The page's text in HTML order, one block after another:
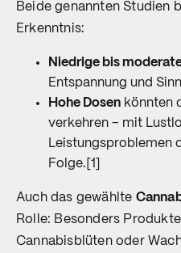
Beide genannten Studien
Erkenntnis:
Niedrige bis
Entspannung und
Hohe Dosen könnten
verkehren – mit
Leistungsproblemen
Folge.[1]
Auch das gewählte
Rolle: Besonders
Cannabisblüten oder